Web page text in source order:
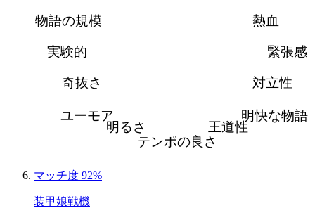
熱血
緊張感
対立性
明快な物語
王道性
テンポの良さ
明るさ
ユーモア
奇抜さ
実験的
物語の規模
マッチ度 92%
装甲娘戦機